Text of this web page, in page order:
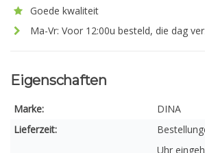
Goede kwaliteit
Ma-Vr: Voor 12:00u besteld, die dag
Eigenschaften
Marke:
DINA
Lieferzeit:
Uhr